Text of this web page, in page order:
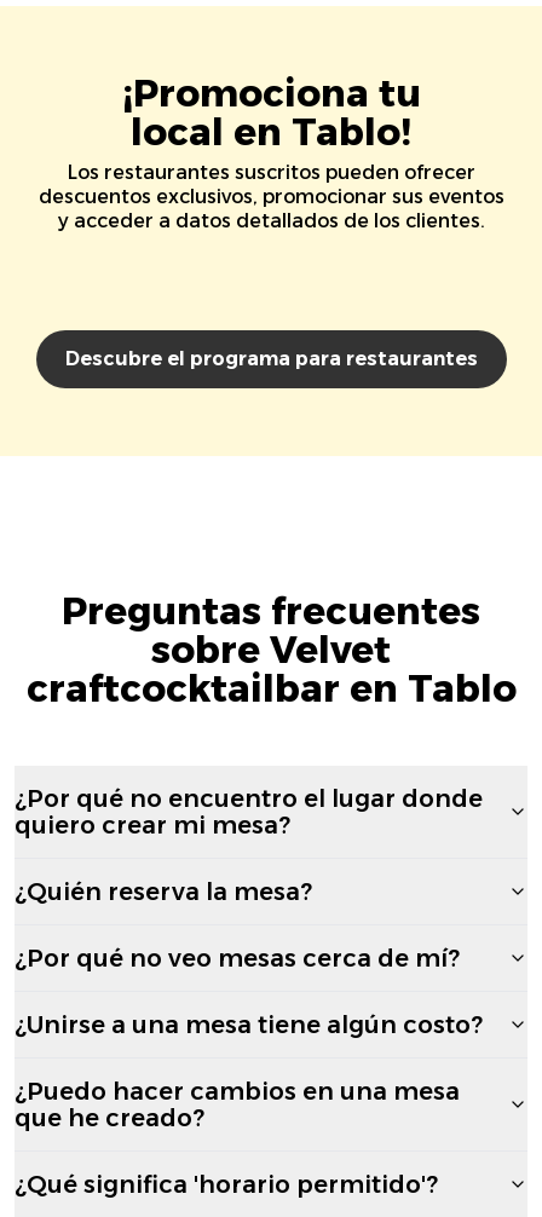
¡Promociona tu
local en Tablo!
Los restaurantes suscritos pueden ofrecer
descuentos exclusivos, promocionar sus eventos
y acceder a datos detallados de los clientes.
Descubre el programa para restaurantes
Preguntas frecuentes
sobre Velvet
craftcocktailbar en Tablo
¿Por qué no encuentro el lugar donde
quiero crear mi mesa?
¿Quién reserva la mesa?
¿Por qué no veo mesas cerca de mí?
¿Unirse a una mesa tiene algún costo?
¿Puedo hacer cambios en una mesa
que he creado?
¿Qué significa 'horario permitido'?